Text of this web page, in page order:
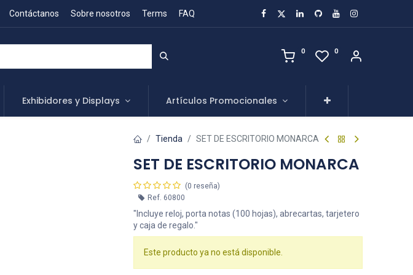
Contáctanos Sobre nosotros Terms FAQ
0 0
Exhibidores y Displays Artículos Promocionales
Tienda SET DE ESCRITORIO MONARCA
SET DE ESCRITORIO MONARCA
(0 reseña)
Ref. 60800
"Incluye reloj, porta notas (100 hojas), abrecartas, tarjetero
y caja de regalo."
Este producto ya no está disponible.